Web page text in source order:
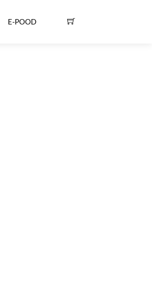
E-POOD